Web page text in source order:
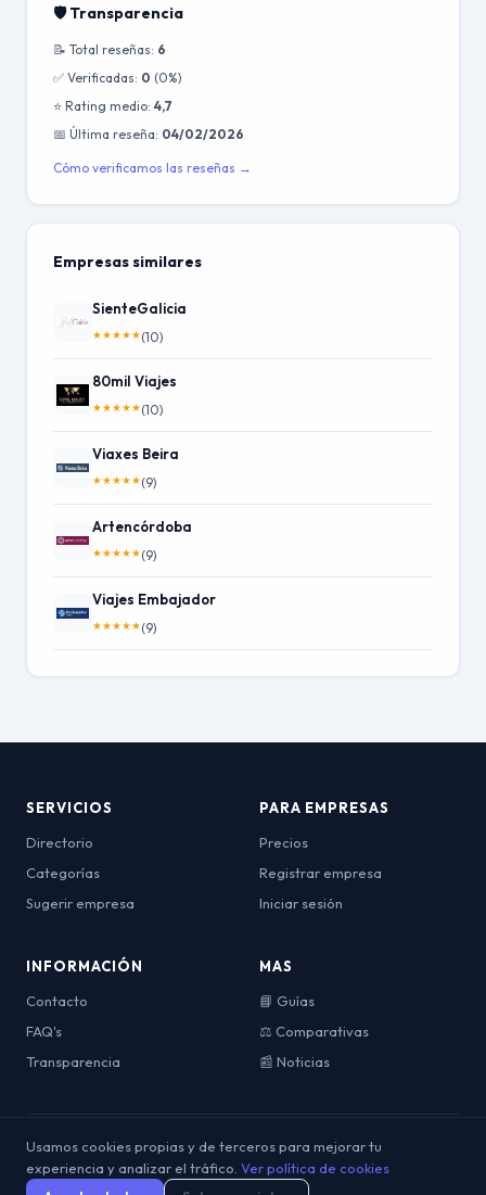
🛡️ Transparencia
📝 Total reseñas: 6
✅ Verificadas: 0 (0%)
⭐ Rating medio: 4,7
📅 Última reseña: 04/02/2026
Cómo verificamos las reseñas →
Empresas similares
SienteGalicia
★★★★★(10)
80mil Viajes
★★★★★(10)
Viaxes Beira
★★★★★(9)
Artencórdoba
★★★★★(9)
Viajes Embajador
★★★★★(9)
SERVICIOS
Directorio
Categorías
Sugerir empresa
PARA EMPRESAS
Precios
Registrar empresa
Iniciar sesión
INFORMACIÓN
Contacto
FAQ's
Transparencia
MAS
📘 Guías
⚖️ Comparativas
📰 Noticias
© 2026 OpinionesDeViajes. Todos los derechos reservados.
Aviso
Legal
Política de
Privacidad
Política de
Cookies
Términos y
Usamos cookies propias y de terceros para mejorar tu
experiencia y analizar el tráfico. Ver política de cookies